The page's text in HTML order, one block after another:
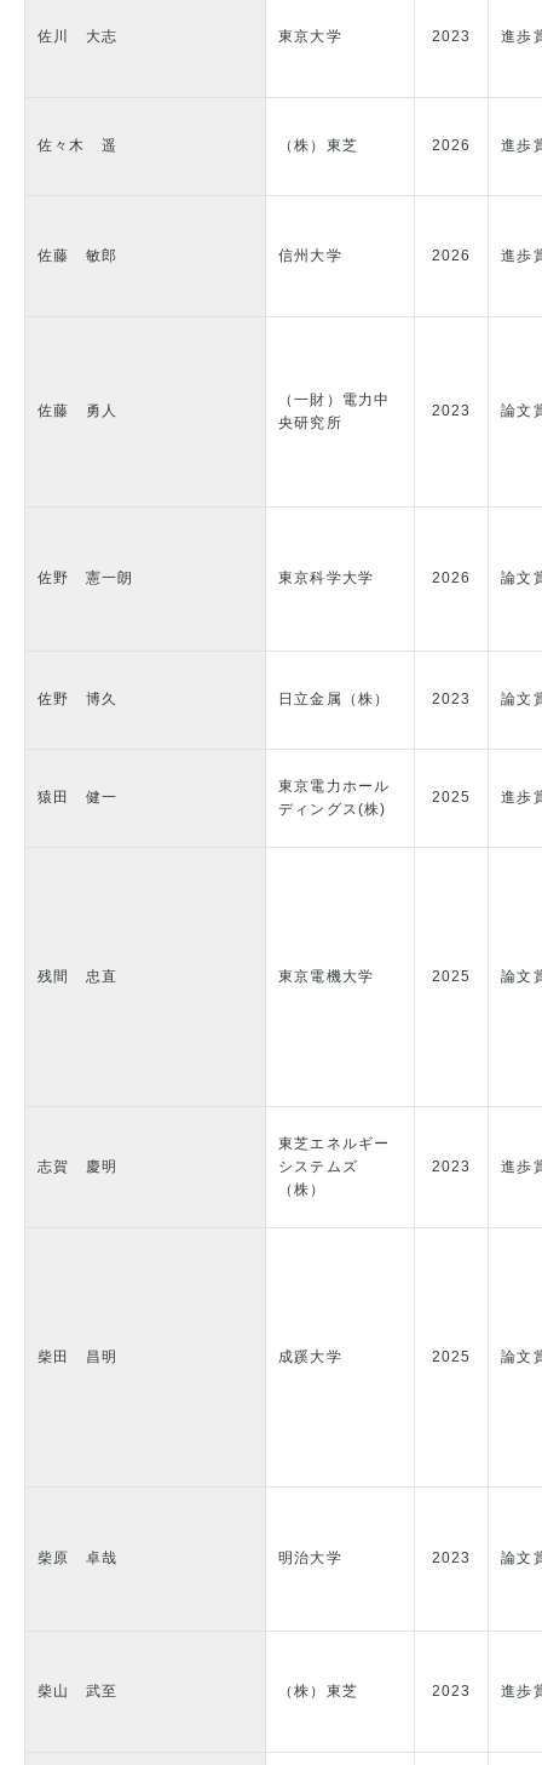
佐川 大志 東京大学 2023 進歩
佐々木 遥 （株）東芝 2026 進歩
佐藤 敏郎 信州大学 2026 進歩
佐藤 勇人
（一財）電力中
央研究所
2023 論文
佐野 憲一朗 東京科学大学 2026 論文
佐野 博久 日立金属（株） 2023 論文
猿田 健一
東京電力ホール
ディングス(株)
2025 進歩
残間 忠直 東京電機大学 2025 論文
志賀 慶明
東芝エネルギー
システムズ
（株）
2023 進歩
柴田 昌明 成蹊大学 2025 論文
柴原 卓哉 明治大学 2023 論文
柴山 武至 （株）東芝 2023 進歩